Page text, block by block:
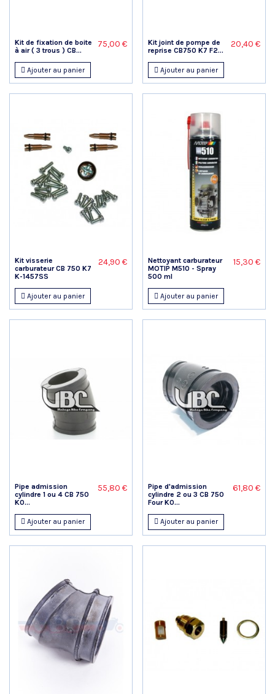
Kit de fixation de boite
à air ( 3 trous ) CB...
75,00 €
Ajouter au panier
Kit joint de pompe de
reprise CB750 K7 F2...
20,40 €
Ajouter au panier
Kit visserie
carburateur CB 750 K7
K-1457SS
24,90 €
Ajouter au panier
Nettoyant carburateur
MOTIP M510 - Spray
500 ml
15,30 €
Ajouter au panier
Pipe admission
cylindre 1 ou 4 CB 750
K0...
55,80 €
Ajouter au panier
Pipe d'admission
cylindre 2 ou 3 CB 750
Four K0...
61,80 €
Ajouter au panier